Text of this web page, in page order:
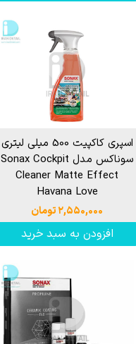
اسپری کاکپیت 500 میلی لیتری
سوناکس مدل Sonax Cockpit
Cleaner Matte Effect
Havana Love
۲,۵۵۰,۰۰۰ تومان
افزودن به سبد خرید